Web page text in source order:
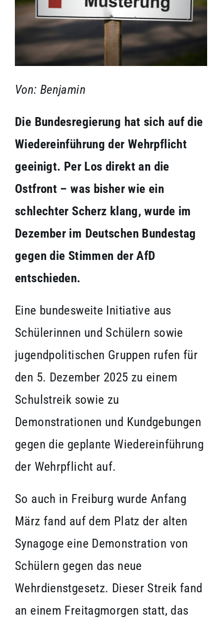
Von: Benjamin
Die Bundesregierung hat sich auf die
Wiedereinführung der Wehrpflicht
geeinigt. Per Los direkt an die
Ostfront – was bisher wie ein
schlechter Scherz klang, wurde im
Dezember im Deutschen Bundestag
gegen die Stimmen der AfD
entschieden.
Eine bundesweite Initiative aus
Schülerinnen und Schülern sowie
jugendpolitischen Gruppen rufen für
den 5. Dezember 2025 zu einem
Schulstreik sowie zu
Demonstrationen und Kundgebungen
gegen die geplante Wiedereinführung
der Wehrpflicht auf.
So auch in Freiburg wurde Anfang
März fand auf dem Platz der alten
Synagoge eine Demonstration von
Schülern gegen das neue
Wehrdienstgesetz. Dieser Streik fand
an einem Freitagmorgen statt, das